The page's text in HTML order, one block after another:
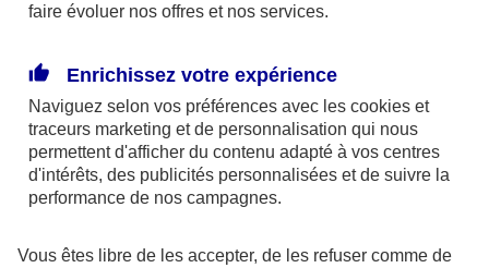
mandataires exclusifs en opérations de
246 et n°13 005 764 (consultable
surwww.orias.fr)
AXA Assistance France Assurances,
S.A au capital de 51 429 430,40 €,
faire évoluer nos offres et nos services.
Enrichissez votre expérience
Naviguez selon vos préférences avec les cookies et
traceurs marketing et de personnalisation qui nous
permettent d'afficher du contenu adapté à vos centres
d'intérêts, des publicités personnalisées et de suivre la
performance de nos campagnes.
Vous êtes libre de les accepter, de les refuser comme de